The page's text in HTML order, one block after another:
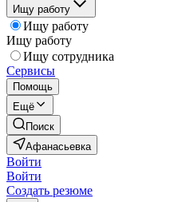
Ищу работу
Ищу работу
Ищу работу
Ищу сотрудника
Сервисы
Помощь
Ещё
Поиск
Афанасьевка
Войти
Войти
Создать резюме